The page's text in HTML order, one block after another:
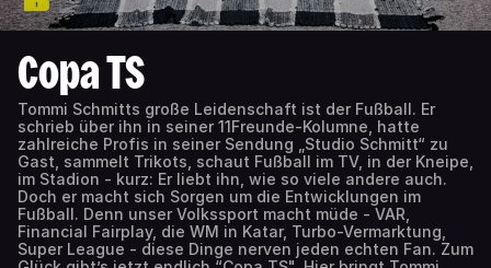
Copa TS
Tommi Schmitts große Leidenschaft ist der Fußball. Er
schrieb über ihn in seiner 11Freunde-Kolumne, hatte
zahlreiche Profis in seiner Sendung „Studio Schmitt“ zu
Gast, sammelt Trikots, schaut Fußball im TV, in der Kneipe,
im Stadion - kurz: Er liebt ihn, wie so viele andere auch.
Doch er macht sich Sorgen um die Entwicklungen im
Fußball. Denn unser Volkssport macht müde - VAR,
Financial Fairplay, die WM in Katar, Turbo-Vermarktung,
Super League - diese Dinge nerven jeden echten Fan. Zum